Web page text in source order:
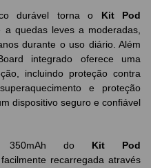
durável torna o Kit Pod
a quedas leves a moderadas,
durante o uso diário. Além
integrado oferece uma
incluindo proteção contra
e proteção
dispositivo seguro e confiável
350mAh do Kit Pod
recarregada através